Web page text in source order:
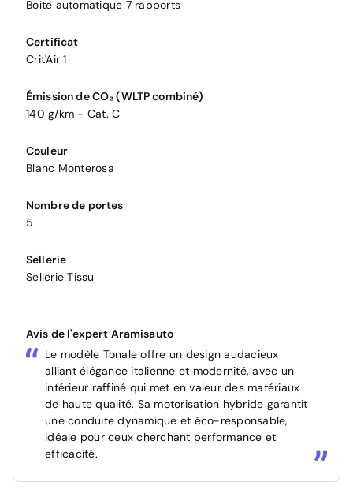
Boîte automatique 7 rapports
Certificat
Crit'Air 1
Émission de CO₂ (WLTP combiné)
140 g/km - Cat. C
Couleur
Blanc Monterosa
Nombre de portes
5
Sellerie
Sellerie Tissu
Avis de l'expert Aramisauto
Le modèle Tonale offre un design audacieux
alliant élégance italienne et modernité, avec un
intérieur raffiné qui met en valeur des matériaux
de haute qualité. Sa motorisation hybride garantit
une conduite dynamique et éco-responsable,
idéale pour ceux cherchant performance et
efficacité.